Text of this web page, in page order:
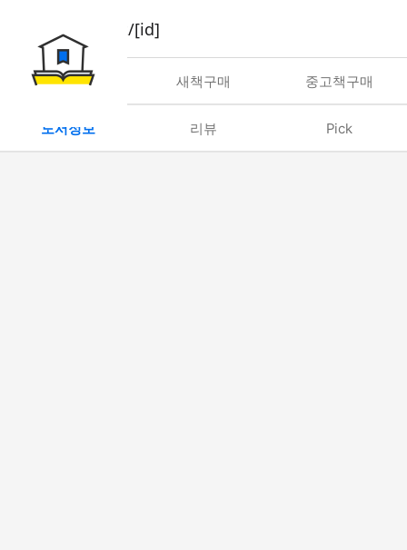
book/rent/[id]
대여 새책구매 중고책구매
도서정보 리뷰 Pick